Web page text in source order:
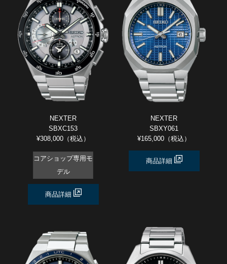
NEXTER
SBXC153
¥308,000（税込）
コアショップ専用モ
デル
商品詳細
NEXTER
SBXY061
¥165,000（税込）
商品詳細